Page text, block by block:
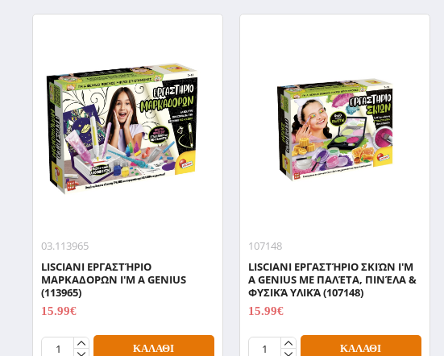
03.113965
LISCIANI ΕΡΓΑΣΤΉΡΙΟ
ΜΑΡΚΑΔΟΡΩΝ I'M A GENIUS
(113965)
15.99€
ΚΑΛΆΘΙ
107148
LISCIANI ΕΡΓΑΣΤΉΡΙΟ ΣΚΙΏΝ I'M
A GENIUS ΜΕ ΠΑΛΈΤΑ, ΠΙΝΈΛΑ &
ΦΥΣΙΚΆ ΥΛΙΚΆ (107148)
15.99€
ΚΑΛΆΘΙ